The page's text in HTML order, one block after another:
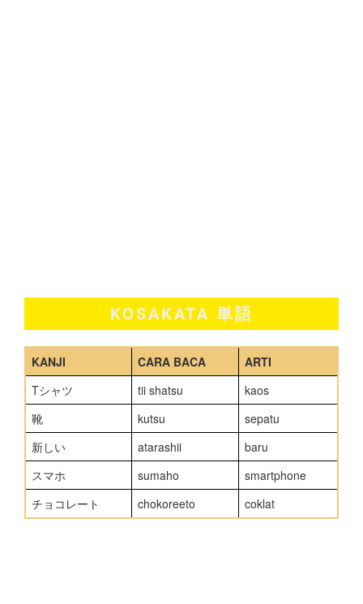
KOSAKATA 単語
KANJI CARA BACA
ARTI
Tシャツ
tii shatsu
kaos
靴
kutsu
sepatu
新しい
atarashii
baru
スマホ
sumaho
smartphone
チョコレート
chokoreeto coklat